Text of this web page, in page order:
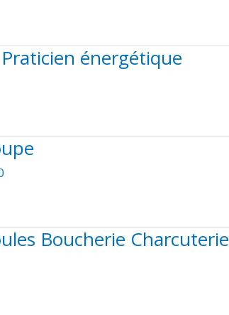
énergétique
Boucherie Charcuterie